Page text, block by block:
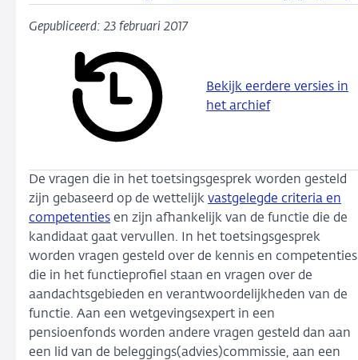
Gepubliceerd: 23 februari 2017
Bekijk eerdere versies in
het archief
De vragen die in het toetsingsgesprek worden gesteld
zijn gebaseerd op de wettelijk vastgelegde criteria en
competenties en zijn afhankelijk van de functie die de
kandidaat gaat vervullen. In het toetsingsgesprek
worden vragen gesteld over de kennis en competenties
die in het functieprofiel staan en vragen over de
aandachtsgebieden en verantwoordelijkheden van de
functie. Aan een wetgevingsexpert in een
pensioenfonds worden andere vragen gesteld dan aan
een lid van de beleggings(advies)commissie, aan een